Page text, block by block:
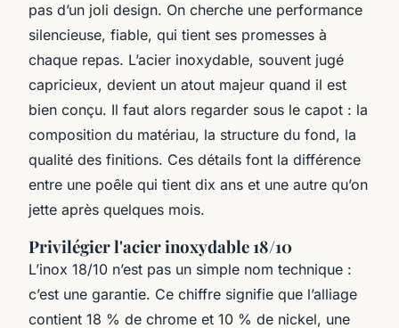
pas d’un joli design. On cherche une performance
silencieuse, fiable, qui tient ses promesses à
chaque repas. L’acier inoxydable, souvent jugé
capricieux, devient un atout majeur quand il est
bien conçu. Il faut alors regarder sous le capot : la
composition du matériau, la structure du fond, la
qualité des finitions. Ces détails font la différence
entre une poêle qui tient dix ans et une autre qu’on
jette après quelques mois.
Privilégier l'acier inoxydable 18/10
L’inox 18/10 n’est pas un simple nom technique :
c’est une garantie. Ce chiffre signifie que l’alliage
contient 18 % de chrome et 10 % de nickel, une